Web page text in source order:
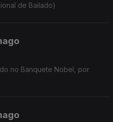
de Bailado)
no Banquete Nobel, por